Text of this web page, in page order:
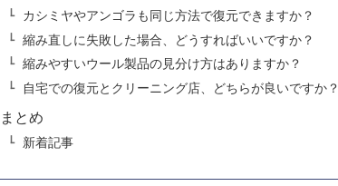
カシミヤやアンゴラも同じ方法で復元できますか？
縮み直しに失敗した場合、どうすればいいですか？
縮みやすいウール製品の見分け方はありますか？
自宅での復元とクリーニング店、どちらが良いですか？
まとめ
新着記事